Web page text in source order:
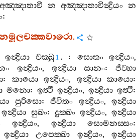
අඤ‍්ඤාතාවී න අඤ‍්ඤාතාවින්‍ද්‍රියං න
:
.
ඉන්‍ද්‍රියා චක‍්ඛු 1 . : සොතං ඉන්‍ද්‍රියං,
ඉන්‍ද්‍රියං, ඉන්‍ද්‍රියා ඝානං:ජිව‍්හා
: කායො ඉන්‍ද්‍රියං, ඉන්‍ද්‍රියා කායො:
මනො: ඉත්‍ථි ඉන්‍ද්‍රියං, ඉන්‍ද්‍රියා ඉත්‍ථි:
පුරිසො: ජීවිතං ඉන්‍ද්‍රියං, ඉන්‍ද්‍රියා
ඉන්‍ද්‍රියා සුඛං: දුක‍්ඛං ඉන්‍ද්‍රියං,ඉන්‍ද්‍රියා
ඉන්‍ද්‍රියං, ඉන්‍ද්‍රියා සොමනස‍්සං:
ඉන්‍ද්‍රියා උපෙක‍්ඛා ඉන්‍ද්‍රියං,ඉන්‍ද්‍රියා